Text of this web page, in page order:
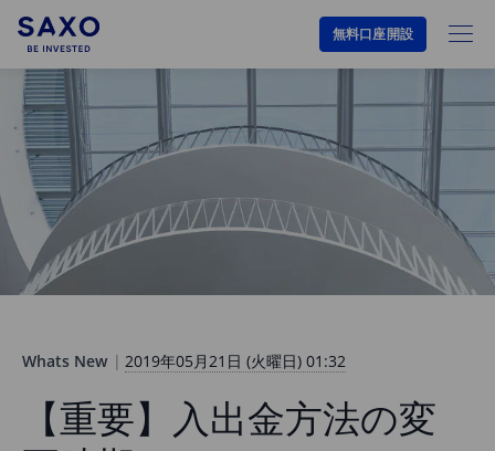
無料口座開設
Whats New 2019年05月21日 (火曜日) 01:32
【重要】入出金方法の変